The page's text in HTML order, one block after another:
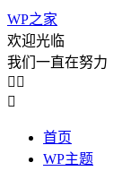
WP之家
欢迎光临
我们一直在努力
 

首页
WP主题